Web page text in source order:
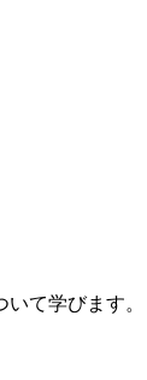
て学びます。